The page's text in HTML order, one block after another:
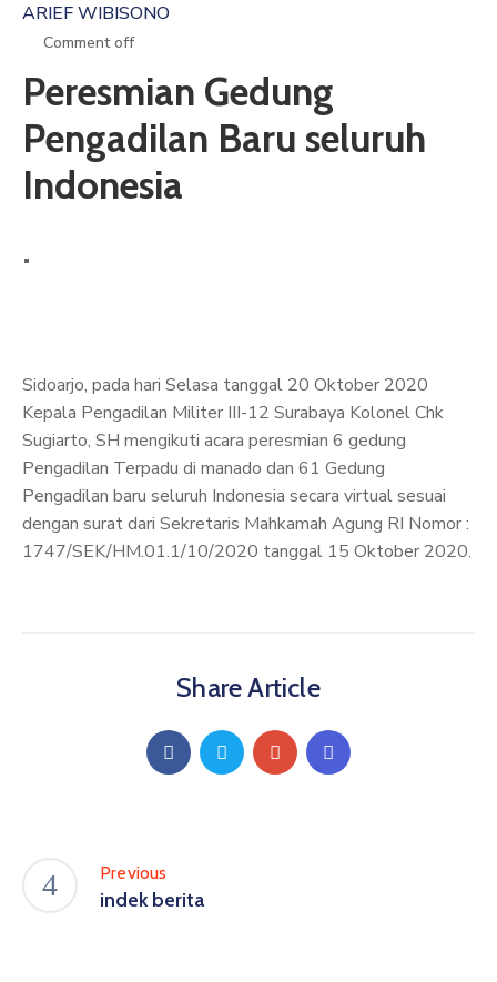
ARIEF WIBISONO
Comment off
Peresmian Gedung
Pengadilan Baru seluruh
Indonesia
Sidoarjo, pada hari Selasa tanggal 20 Oktober 2020
Kepala Pengadilan Militer III-12 Surabaya Kolonel Chk
Sugiarto, SH mengikuti acara peresmian 6 gedung
Pengadilan Terpadu di manado dan 61 Gedung
Pengadilan baru seluruh Indonesia secara virtual sesuai
dengan surat dari Sekretaris Mahkamah Agung RI Nomor :
1747/SEK/HM.01.1/10/2020 tanggal 15 Oktober 2020.
Share Article
Previous
indek berita